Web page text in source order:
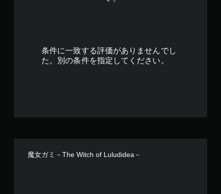
条件に一致する評価がありませんでし
た。別の条件を指定してください。
魔女ガミ－The Witch of Luludidea－